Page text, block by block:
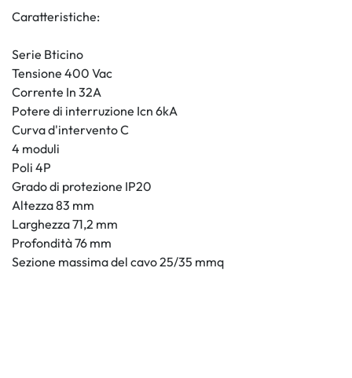
Caratteristiche:
Serie Bticino
Tensione 400 Vac
Corrente In 32A
Potere di interruzione Icn 6kA
Curva d'intervento C
4 moduli
Poli 4P
Grado di protezione IP20
Altezza 83 mm
Larghezza 71,2 mm
Profondità 76 mm
Sezione massima del cavo 25/35 mmq